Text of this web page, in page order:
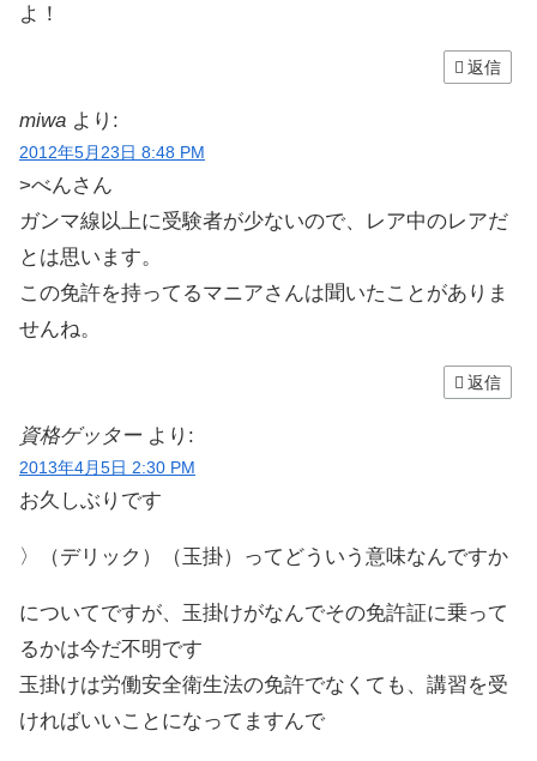
よ！
返信
miwa より:
2012年5月23日 8:48 PM
>べんさん
ガンマ線以上に受験者が少ないので、レア中のレアだ
とは思います。
この免許を持ってるマニアさんは聞いたことがありま
せんね。
返信
資格ゲッター より:
2013年4月5日 2:30 PM
お久しぶりです
〉（デリック）（玉掛）ってどういう意味なんですか
についてですが、玉掛けがなんでその免許証に乗って
るかは今だ不明です
玉掛けは労働安全衛生法の免許でなくても、講習を受
ければいいことになってますんで